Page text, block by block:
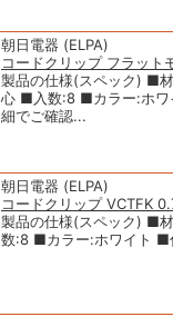
朝日電器 (ELPA)
コードクリップ フラッ
製品の仕様(スペック) ■
心 ■入数:8 ■カラー:ホワ
細でご確認...
朝日電器 (ELPA)
コードクリップ VCTFK
製品の仕様(スペック) ■
数:8 ■カラー:ホワイト ■